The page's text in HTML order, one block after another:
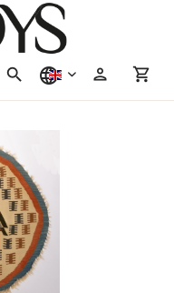
english